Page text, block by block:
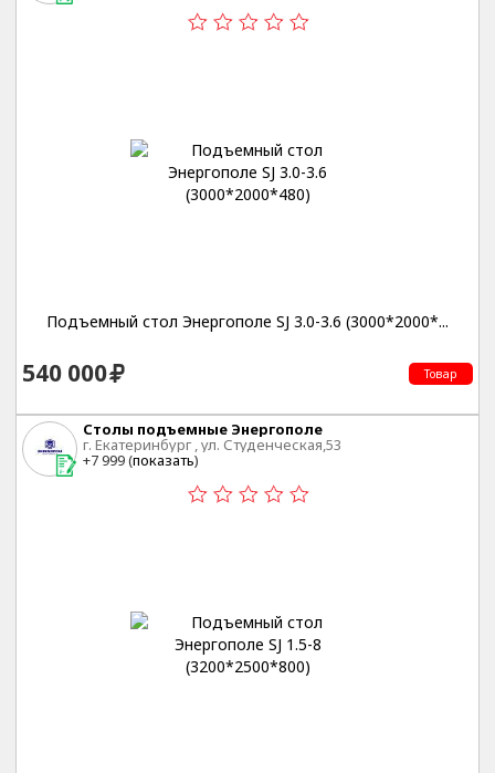
Подъемный стол Энергополе SJ 3.0-3.6 (3000*2000*...
540 000 Товар
Столы подъемные Энергополе
г. Екатеринбург , ул. Студенческая,53
+7 999 (показать)